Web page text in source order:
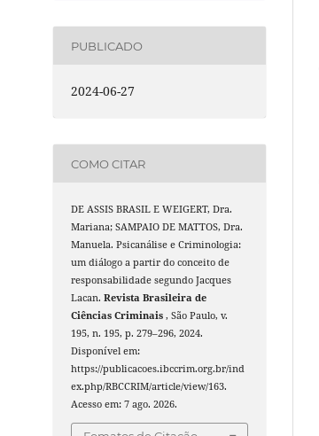
PUBLICADO
2024-06-27
COMO CITAR
DE ASSIS BRASIL E WEIGERT, Dra.
Mariana; SAMPAIO DE MATTOS, Dra.
Manuela. Psicanálise e Criminologia:
um diálogo a partir do conceito de
responsabilidade segundo Jacques
Lacan.Revista Brasileira de
Ciências Criminais, São Paulo, v.
195, n. 195, p. 279–296, 2024.
Disponível em:
https://publicacoes.ibccrim.org.br/ind
ex.php/RBCCRIM/article/view/163.
Acesso em: 7 ago. 2026.